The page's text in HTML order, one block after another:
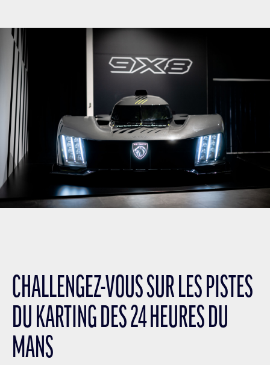
CHALLENGEZ-VOUS SUR LES PISTES
DU KARTING DES 24 HEURES DU
MANS